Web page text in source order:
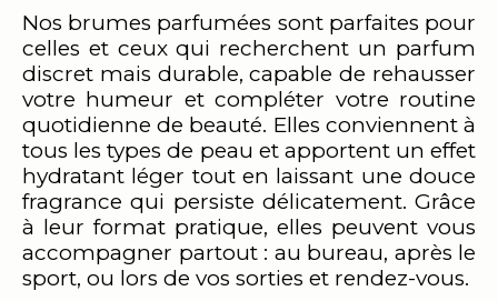
Nos brumes parfumées sont parfaites pour
celles et ceux qui recherchent un parfum
discret mais durable, capable de rehausser
votre humeur et compléter votre routine
quotidienne de beauté. Elles conviennent à
tous les types de peau et apportent un effet
hydratant léger tout en laissant une douce
fragrance qui persiste délicatement. Grâce
à leur format pratique, elles peuvent vous
accompagner partout : au bureau, après le
sport, ou lors de vos sorties et rendez-vous.